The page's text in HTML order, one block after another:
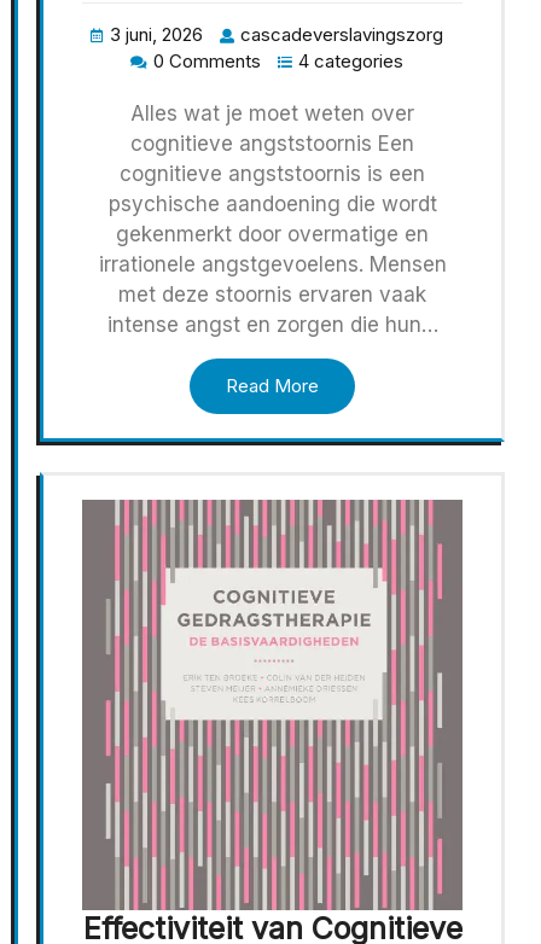
3 juni, 2026
cascadeverslavingszorg
0 Comments
4 categories
Alles wat je moet weten over
cognitieve angststoornis Een
cognitieve angststoornis is een
psychische aandoening die wordt
gekenmerkt door overmatige en
irrationele angstgevoelens. Mensen
met deze stoornis ervaren vaak
intense angst en zorgen die hun…
Read More
Effectiviteit van Cognitieve